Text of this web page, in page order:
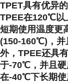
TPET具有优异
TPEE在120℃以
短期使用温度更
(150-160℃)，并
外，TPEE还具
于-70℃，并且硬
在-40℃下长期使